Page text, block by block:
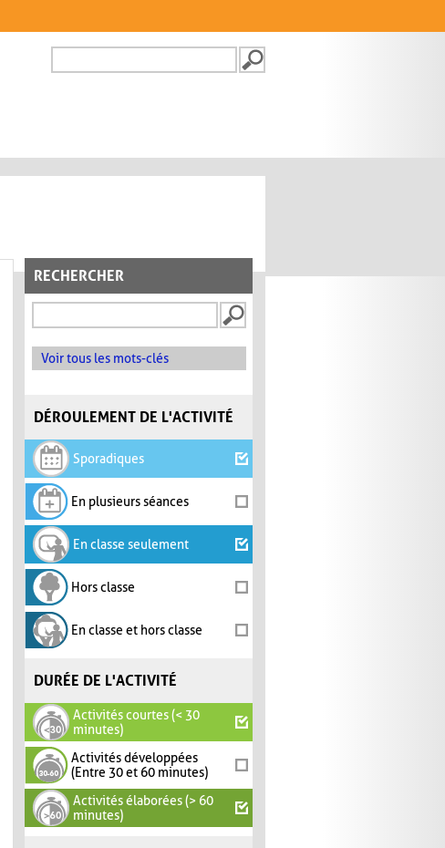
FORMULAIRE DE
RECHERCHER
Voir tous les mots-clés
DÉROULEMENT DE L'ACTIVITÉ
Sporadiques
En plusieurs séances
En classe seulement
Hors classe
En classe et hors classe
DURÉE DE L'ACTIVITÉ
Activités courtes (< 30
minutes)
Activités développées
(Entre 30 et 60 minutes)
Activités élaborées (> 60
minutes)